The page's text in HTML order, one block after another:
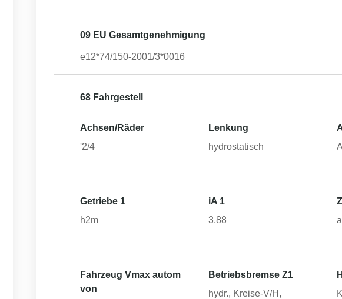
09 EU Gesamtgenehmigung
e12*74/150-2001/3*0016
68 Fahrgestell
Achsen/Räder
'2/4
Lenkung
hydrostatisch
A
Getriebe 1
h2m
iA 1
3,88
a
Fahrzeug Vmax autom
von
Betriebsbremse Z1
hydr., Kreise-V/H,